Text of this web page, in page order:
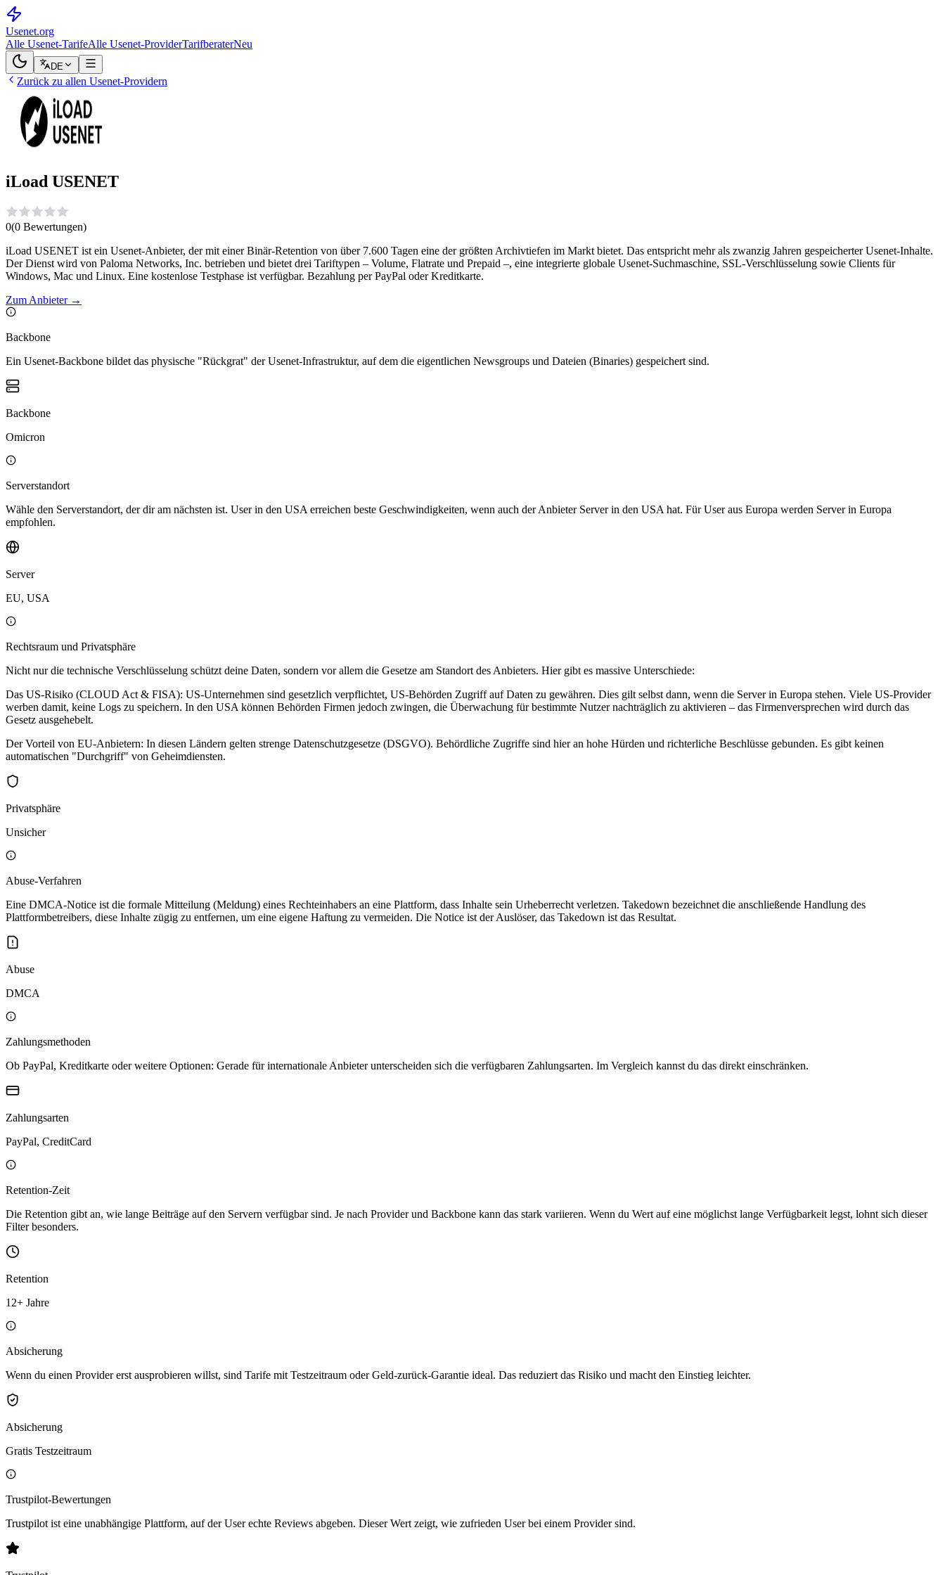
Usenet.org
Alle Usenet-TarifeAlle Usenet-ProviderTarifberaterNeu
DE
Zurück zu allen Usenet-Providern
iLoad USENET
0(0 Bewertungen)
iLoad USENET ist ein Usenet-Anbieter, der mit einer Binär-Retention von über 7.600 Tagen eine der größten Archivtiefen im Markt bietet. Das entspricht mehr als zwanzig Jahren gespeicherter Usenet-Inhalte.
Der Dienst wird von Paloma Networks, Inc. betrieben und bietet drei Tariftypen – Volume, Flatrate und Prepaid –, eine integrierte globale Usenet-Suchmaschine, SSL-Verschlüsselung sowie Clients für
Windows, Mac und Linux. Eine kostenlose Testphase ist verfügbar. Bezahlung per PayPal oder Kreditkarte.
Zum Anbieter→
Backbone
Ein Usenet-Backbone bildet das physische "Rückgrat" der Usenet-Infrastruktur, auf dem die eigentlichen Newsgroups und Dateien (Binaries) gespeichert sind.
Backbone
Omicron
Serverstandort
Wähle den Serverstandort, der dir am nächsten ist. User in den USA erreichen beste Geschwindigkeiten, wenn auch der Anbieter Server in den USA hat. Für User aus Europa werden Server in Europa
empfohlen.
Server
EU, USA
Rechtsraum und Privatsphäre
Nicht nur die technische Verschlüsselung schützt deine Daten, sondern vor allem die Gesetze am Standort des Anbieters. Hier gibt es massive Unterschiede:
Das US-Risiko (CLOUD Act & FISA): US-Unternehmen sind gesetzlich verpflichtet, US-Behörden Zugriff auf Daten zu gewähren. Dies gilt selbst dann, wenn die Server in Europa stehen. Viele US-Provider
werben damit, keine Logs zu speichern. In den USA können Behörden Firmen jedoch zwingen, die Überwachung für bestimmte Nutzer nachträglich zu aktivieren – das Firmenversprechen wird durch das
Gesetz ausgehebelt.
Der Vorteil von EU-Anbietern: In diesen Ländern gelten strenge Datenschutzgesetze (DSGVO). Behördliche Zugriffe sind hier an hohe Hürden und richterliche Beschlüsse gebunden. Es gibt keinen
automatischen "Durchgriff" von Geheimdiensten.
Privatsphäre
Unsicher
Abuse-Verfahren
Eine DMCA-Notice ist die formale Mitteilung (Meldung) eines Rechteinhabers an eine Plattform, dass Inhalte sein Urheberrecht verletzen. Takedown bezeichnet die anschließende Handlung des
Plattformbetreibers, diese Inhalte zügig zu entfernen, um eine eigene Haftung zu vermeiden. Die Notice ist der Auslöser, das Takedown ist das Resultat.
Abuse
DMCA
Zahlungsmethoden
Ob PayPal, Kreditkarte oder weitere Optionen: Gerade für internationale Anbieter unterscheiden sich die verfügbaren Zahlungsarten. Im Vergleich kannst du das direkt einschränken.
Zahlungsarten
PayPal, CreditCard
Retention-Zeit
Die Retention gibt an, wie lange Beiträge auf den Servern verfügbar sind. Je nach Provider und Backbone kann das stark variieren. Wenn du Wert auf eine möglichst lange Verfügbarkeit legst, lohnt sich dieser
Filter besonders.
Retention
12+ Jahre
Absicherung
Wenn du einen Provider erst ausprobieren willst, sind Tarife mit Testzeitraum oder Geld-zurück-Garantie ideal. Das reduziert das Risiko und macht den Einstieg leichter.
Absicherung
Gratis Testzeitraum
Trustpilot-Bewertungen
Trustpilot ist eine unabhängige Plattform, auf der User echte Reviews abgeben. Dieser Wert zeigt, wie zufrieden User bei einem Provider sind.